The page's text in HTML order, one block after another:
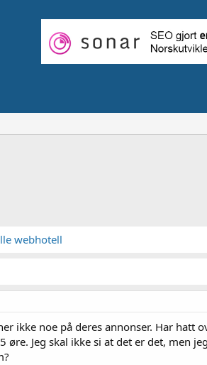
webhotell
ikke noe på deres annonser. Har hatt
Jeg skal ikke si at det er det, men